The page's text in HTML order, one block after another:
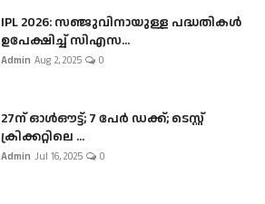
IPL 2026: സഞ്ജുവിനായുള്ള പദ്ധതികൾ
ഉപേക്ഷിച്ച് സിഎസ...
Admin Aug 2, 2025 0
27ന് ഓൾഔട്ട്; 7 പേർ ഡക്ക്; ടെസ്റ്റ്
ക്രിക്കറ്റിലെ ...
Admin Jul 16, 2025 0